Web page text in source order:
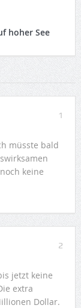
hoher See
1
müsste bald
keine
2
jetzt keine
extra
Dollar.